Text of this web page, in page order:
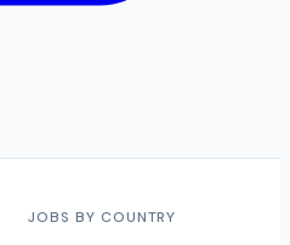
JOBS BY COUNTRY